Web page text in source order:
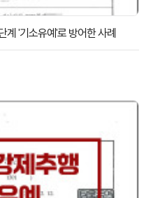
'기소유예'로 방어한 사례